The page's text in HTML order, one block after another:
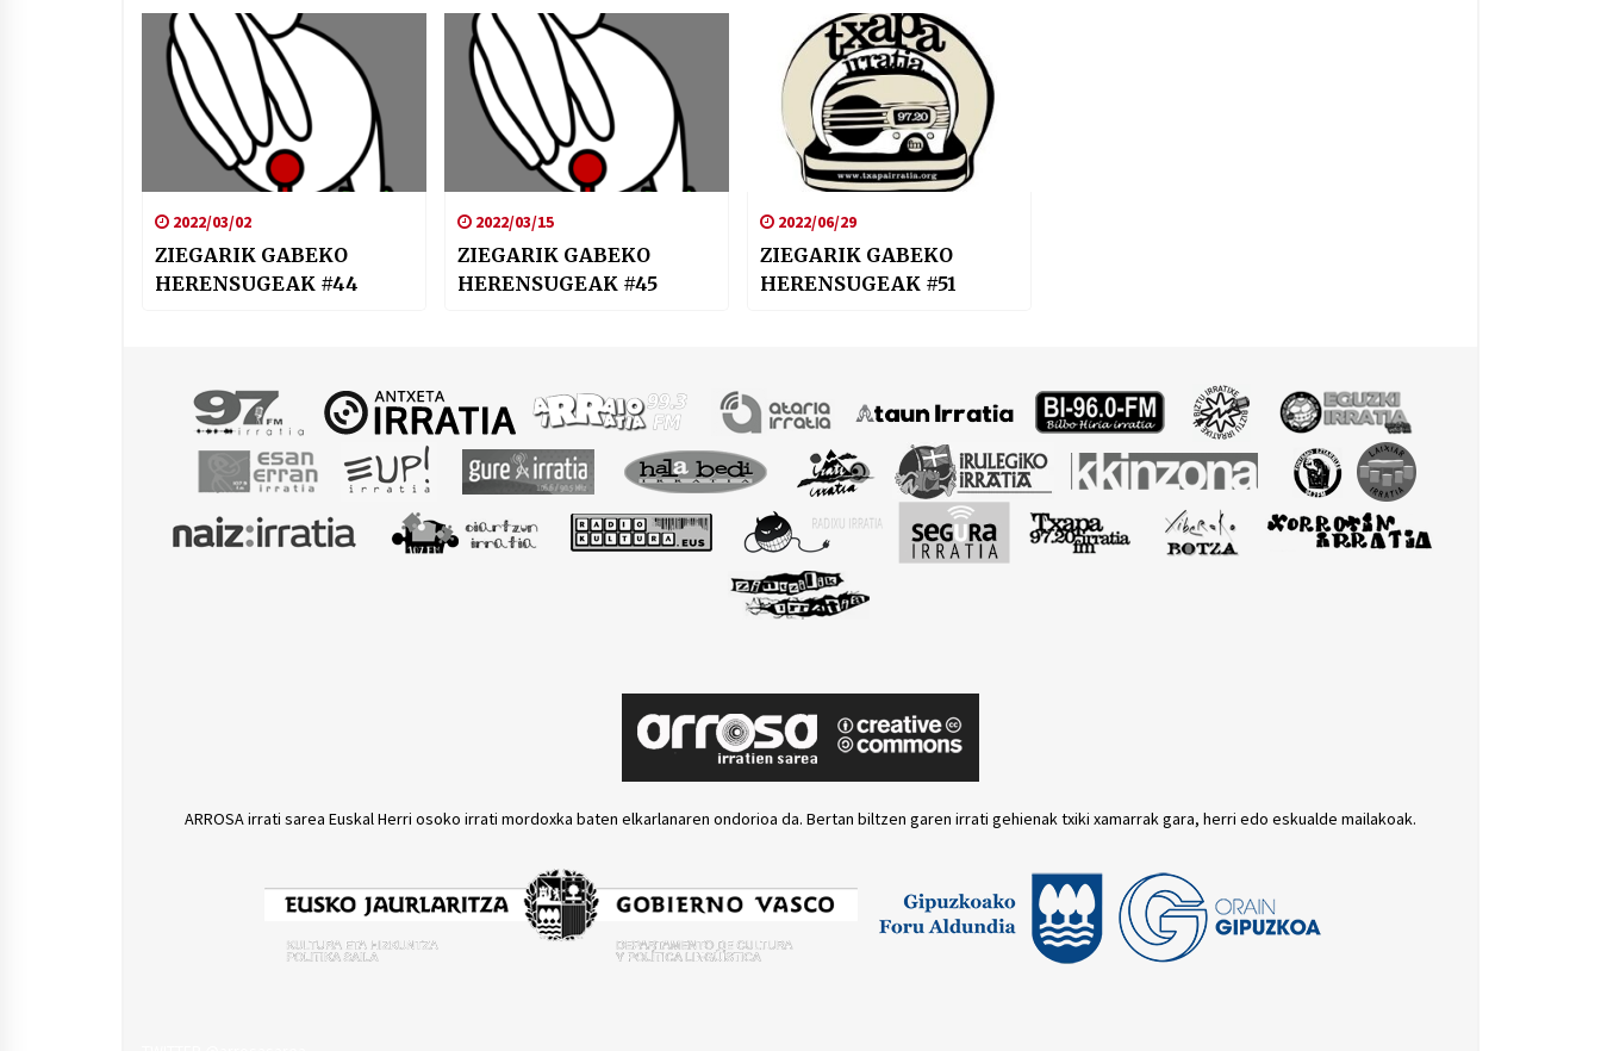
2022/03/02
ZIEGARIK GABEKO
HERENSUGEAK #44
2022/03/15
ZIEGARIK GABEKO
HERENSUGEAK #45
2022/06/29
ZIEGARIK GABEKO
HERENSUGEAK #51
ARROSA irrati sarea Euskal Herri osoko irrati mordoxka baten elkarlanaren ondorioa da. Bertan biltzen garen irrati gehienak txiki xamarrak gara, herri edo eskualde mailakoak.